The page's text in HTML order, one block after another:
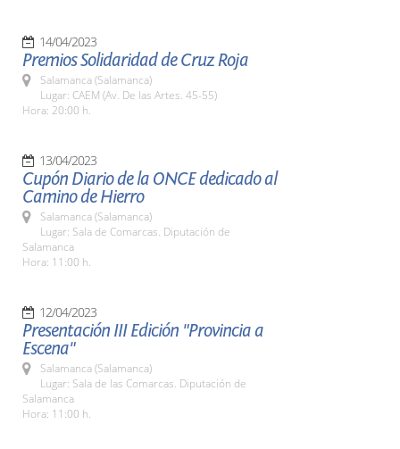
14/04/2023
Premios Solidaridad de Cruz Roja
Salamanca (Salamanca)
Lugar: CAEM (Av. De las Artes. 45-55)
Hora: 20:00 h.
13/04/2023
Cupón Diario de la ONCE dedicado al
Camino de Hierro
Salamanca (Salamanca)
Lugar: Sala de Comarcas. Diputación de
Salamanca
Hora: 11:00 h.
12/04/2023
Presentación III Edición "Provincia a
Escena"
Salamanca (Salamanca)
Lugar: Sala de las Comarcas. Diputación de
Salamanca
Hora: 11:00 h.